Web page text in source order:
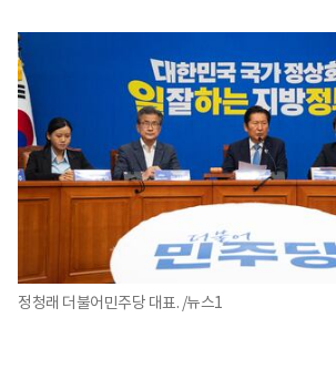
정청래 더불어민주당 대표. /뉴스1